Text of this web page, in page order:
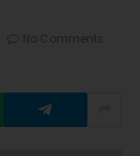
No Comments